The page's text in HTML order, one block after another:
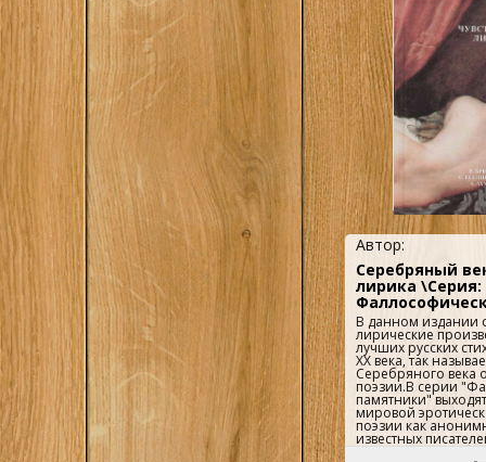
Автор:
Серебряный
лирика \Серия:
В данном издании
лирические
лучших русских
XX века, так
Серебряного века
поэзии.В серии
памятники"
мировой
поэзии как
известных
книги содержат